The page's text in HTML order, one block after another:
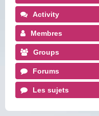
Activity
Membres
Groups
Forums
Les sujets